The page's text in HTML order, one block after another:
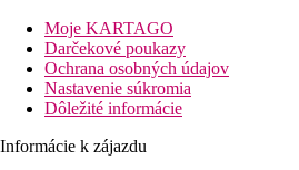
Ďalšie informácie:
Platiť u nás môžete kartami Diners
karty:
Platiť u nás môžete kartami Diners
Vzdialenosti
Moje KARTAGO
Darčekové poukazy
Ochrana osobných údajov
Nastavenie súkromia
Dôležité informácie
Informácie k zájazdu